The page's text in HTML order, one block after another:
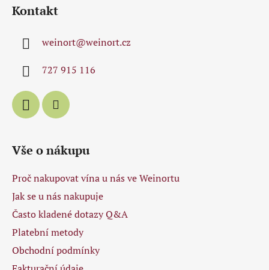
Kontakt
weinort@weinort.cz
727 915 116
Vše o nákupu
Proč nakupovat vína u nás ve Weinortu
Jak se u nás nakupuje
Často kladené dotazy Q&A
Platební metody
Obchodní podmínky